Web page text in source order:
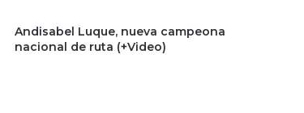
Andisabel Luque, nueva campeona
nacional de ruta (+Video)